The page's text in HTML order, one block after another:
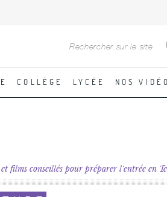
COLLÈGE LYCÉE NOS
films conseillés pour préparer l'entrée en